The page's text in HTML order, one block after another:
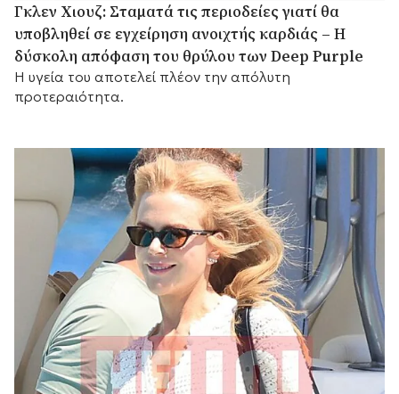
Γκλεν Χιουζ: Σταματά τις περιοδείες γιατί θα
υποβληθεί σε εγχείρηση ανοιχτής καρδιάς – Η
δύσκολη απόφαση του θρύλου των Deep Purple
Η υγεία του αποτελεί πλέον την απόλυτη
προτεραιότητα.